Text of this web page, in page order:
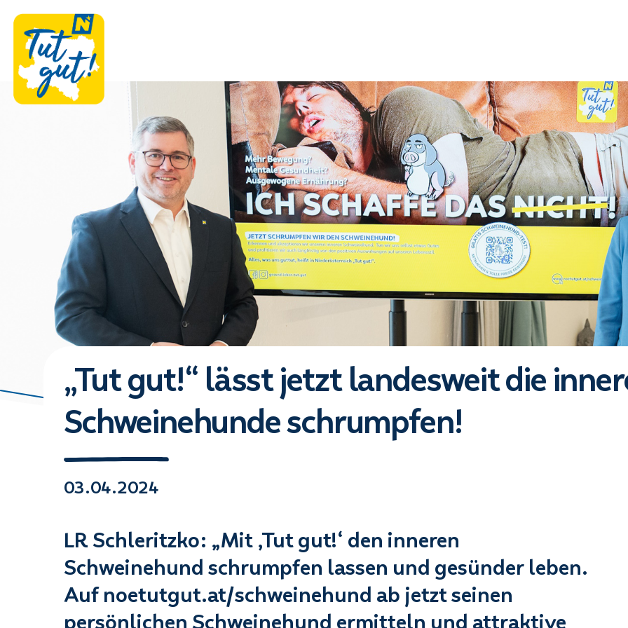
„Tut gut!“ lässt jetzt landesweit die
Schweinehunde schrumpfen!
03.04.2024
LR Schleritzko: „Mit ‚Tut gut!‘ den inneren
Schweinehund schrumpfen lassen und gesünder leben.
Auf noetutgut.at/schweinehund ab jetzt seinen